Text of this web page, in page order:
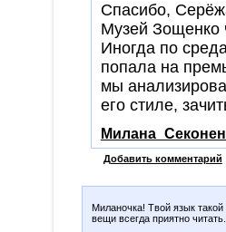
Спасибо,
Музей Зощенко
Иногда по
попала на
мы
его стиле,
Добавить комментарий
Миланочка! Твой язык
вещи всегда приятно читать.